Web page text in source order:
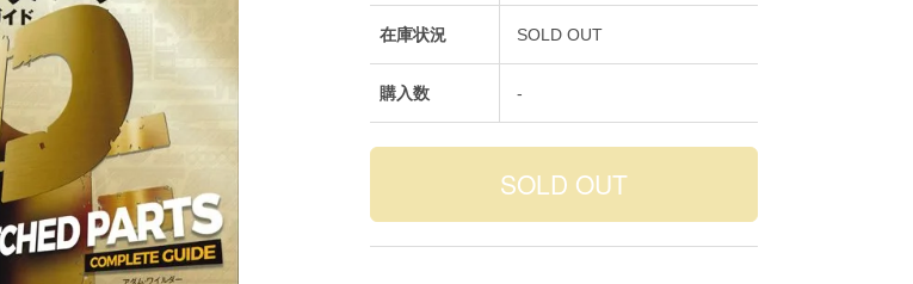
在庫状況 SOLD OUT
購入数 -